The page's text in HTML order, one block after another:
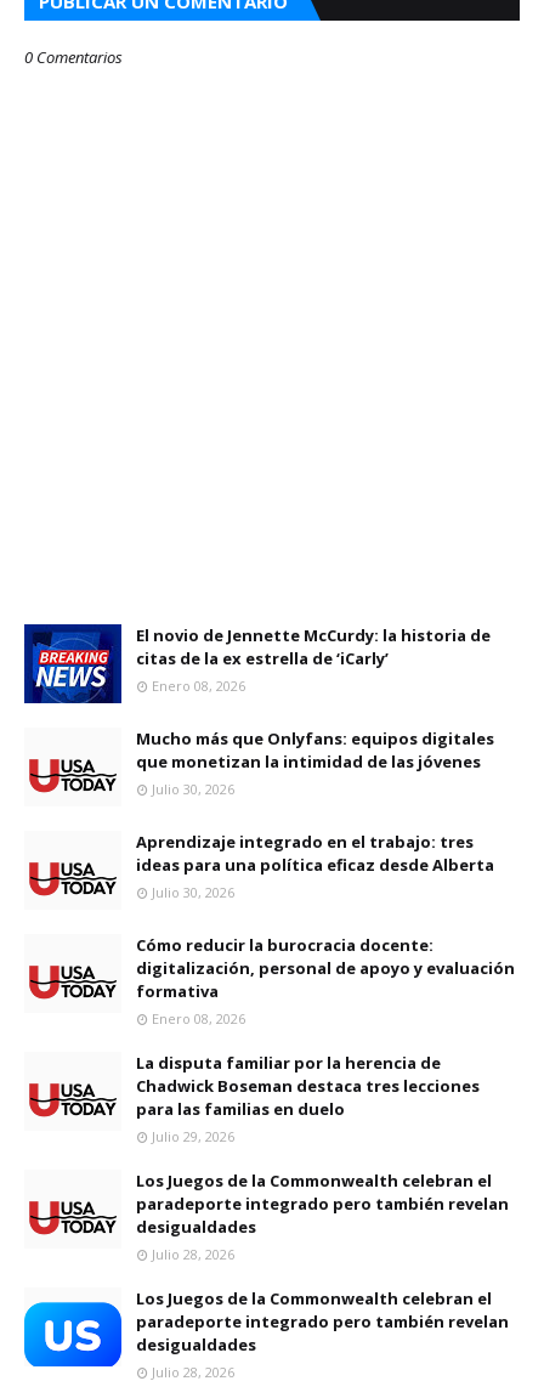
0 Comentarios
El novio de Jennette McCurdy: la historia de
citas de la ex estrella de ‘iCarly’
Enero 08, 2026
Mucho más que Onlyfans: equipos digitales
que monetizan la intimidad de las jóvenes
Julio 30, 2026
Aprendizaje integrado en el trabajo: tres
ideas para una política eficaz desde Alberta
Julio 30, 2026
Cómo reducir la burocracia docente:
digitalización, personal de apoyo y evaluación
formativa
Enero 08, 2026
La disputa familiar por la herencia de
Chadwick Boseman destaca tres lecciones
para las familias en duelo
Julio 29, 2026
Los Juegos de la Commonwealth celebran el
paradeporte integrado pero también revelan
desigualdades
Julio 28, 2026
Los Juegos de la Commonwealth celebran el
paradeporte integrado pero también revelan
desigualdades
Julio 28, 2026